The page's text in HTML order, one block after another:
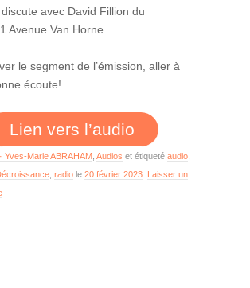
discute avec David Fillion du
Avenue Van Horne.
le segment de l’émission, aller à
écoute!
Lien vers l’audio
· Yves-Marie ABRAHAM Audios et étiqueté audio
radio le 20 février 2023 Laisser un